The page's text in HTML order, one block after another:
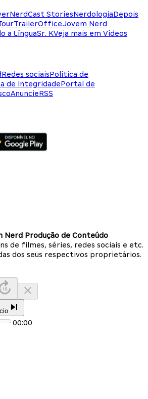
NerdCast StoriesNerdologiaDepois
TrailerOfficeJovem Nerd
a LínguaSr. KVeja mais em Vídeos
Redes sociaisPolítica de
de IntegridadePortal de
AnuncieRSS
Nerd Produção de Conteúdo
de filmes, séries, redes sociais e etc.
dos seus respectivos proprietários.
00:00